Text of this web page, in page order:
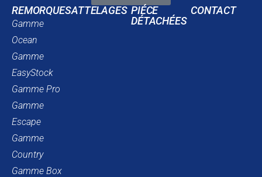
REMORQUES
Gamme
Ocean
Gamme
EasyStock
Gamme Pro
Gamme
Escape
Gamme
Country
Gamme Box
ATTELAGES PIÉCE
DÉTACHÉES
CONTACT